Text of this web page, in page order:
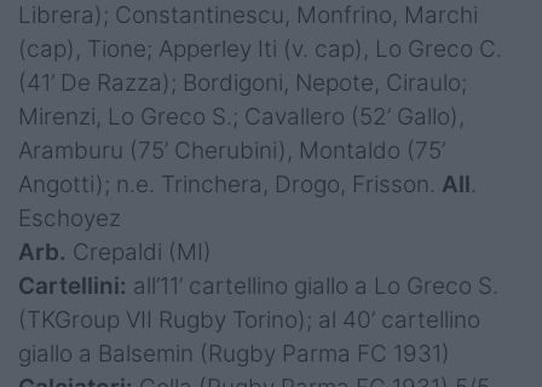
Librera); Constantinescu, Monfrino, Marchi
(cap), Tione; Apperley Iti (v. cap), Lo Greco C.
(41’ De Razza); Bordigoni, Nepote, Ciraulo;
Mirenzi, Lo Greco S.; Cavallero (52’ Gallo),
Aramburu (75’ Cherubini), Montaldo (75’
Angotti); n.e. Trinchera, Drogo, Frisson. All.
Eschoyez
Arb. Crepaldi (MI)
Cartellini: all’11’ cartellino giallo a Lo Greco S.
(TKGroup VII Rugby Torino); al 40’ cartellino
giallo a Balsemin (Rugby Parma FC 1931)